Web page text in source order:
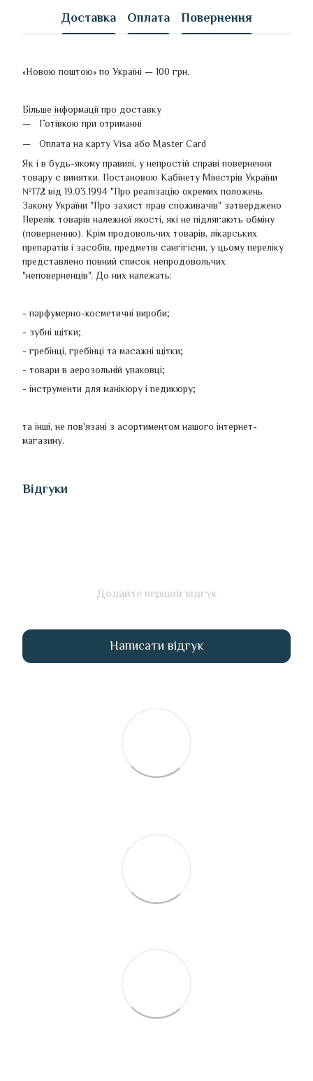
Доставка Оплата Повернення
«Новою поштою» по Україні — 100 грн.
Більше інформації про доставку
Готівкою при отриманні
Оплата на карту Visa або Master Card
Як і в будь-якому правилі, у непростій справі повернення
товару є винятки. Постановою Кабінету Міністрів України
№172 від 19.03.1994 "Про реалізацію окремих положень
Закону України "Про захист прав споживачів" затверджено
Перелік товарів належної якості, які не підлягають обміну
(поверненню). Крім продовольчих товарів, лікарських
препаратів і засобів, предметів сангігієни, у цьому переліку
представлено повний список непродовольчих
"неповерненців". До них належать:
- парфумерно-косметичні вироби;
- зубні щітки;
- гребінці, гребінці та масажні щітки;
- товари в аерозольній упаковці;
- інструменти для манікюру і педикюру;
та інші, не пов'язані з асортиментом нашого інтернет-
магазину.
Відгуки
Додайте перший відгук
Написати відгук